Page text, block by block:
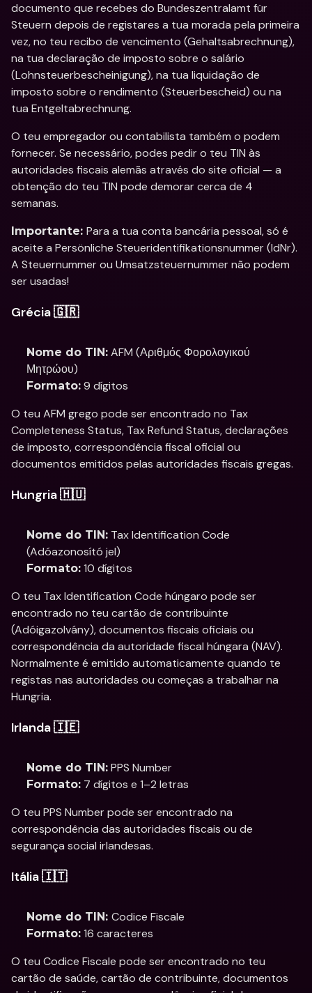
documento que recebes do Bundeszentralamt für
Steuern depois de registares a tua morada pela primeira
vez, no teu recibo de vencimento (Gehaltsabrechnung),
na tua declaração de imposto sobre o salário
(Lohnsteuerbescheinigung), na tua liquidação de
imposto sobre o rendimento (Steuerbescheid) ou na
tua Entgeltabrechnung.
O teu empregador ou contabilista também o podem
fornecer. Se necessário, podes pedir o teu TIN às
autoridades fiscais alemãs através do site oficial — a
obtenção do teu TIN pode demorar cerca de 4
semanas.
Importante: Para a tua conta bancária pessoal, só é
aceite a Persönliche Steueridentifikationsnummer (IdNr).
A Steuernummer ou Umsatzsteuernummer não podem
ser usadas!
Grécia 🇬🇷
Nome do TIN: AFM (Αριθμός Φορολογικού
Μητρώου)
Formato: 9 dígitos
O teu AFM grego pode ser encontrado no Tax
Completeness Status, Tax Refund Status, declarações
de imposto, correspondência fiscal oficial ou
documentos emitidos pelas autoridades fiscais gregas.
Hungria 🇭🇺
Nome do TIN: Tax Identification Code
(Adóazonosító jel)
Formato: 10 dígitos
O teu Tax Identification Code húngaro pode ser
encontrado no teu cartão de contribuinte
(Adóigazolvány), documentos fiscais oficiais ou
correspondência da autoridade fiscal húngara (NAV).
Normalmente é emitido automaticamente quando te
registas nas autoridades ou começas a trabalhar na
Hungria.
Irlanda 🇮🇪
Nome do TIN: PPS Number
Formato: 7 dígitos e 1–2 letras
O teu PPS Number pode ser encontrado na
correspondência das autoridades fiscais ou de
segurança social irlandesas.
Itália 🇮🇹
Nome do TIN: Codice Fiscale
Formato: 16 caracteres
O teu Codice Fiscale pode ser encontrado no teu
cartão de saúde, cartão de contribuinte, documentos